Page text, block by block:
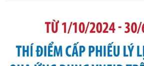
Tên: Thông tư số 105/2026/TT-BTC
bỏ Thông tư số 87/2019/TT- BТC ngày
2019 của Bộ trưởng Bộ Tài chính
phạt vi phạm hành chính trong lĩnh vực
Ngày ban hành: 21/07/2026